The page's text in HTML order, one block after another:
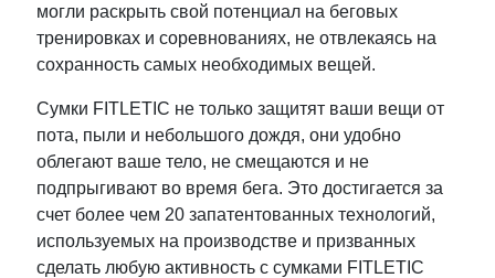
могли раскрыть свой потенциал на беговых
тренировках и соревнованиях, не отвлекаясь на
сохранность самых необходимых вещей.
Сумки FITLETIC не только защитят ваши вещи от
пота, пыли и небольшого дождя, они удобно
облегают ваше тело, не смещаются и не
подпрыгивают во время бега. Это достигается за
счет более чем 20 запатентованных технологий,
используемых на производстве и призванных
сделать любую активность с сумками FITLETIC